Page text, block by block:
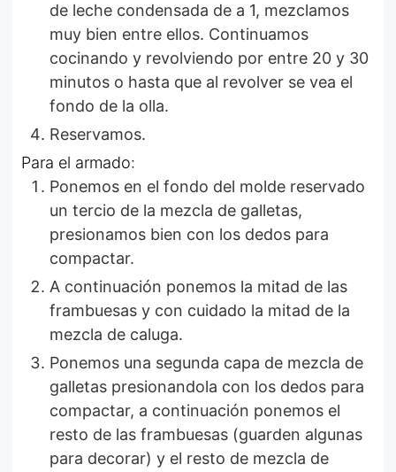
de leche condensada de a 1, mezclamos
muy bien entre ellos. Continuamos
cocinando y revolviendo por entre 20 y 30
minutos o hasta que al revolver se vea el
fondo de la olla.
Reservamos.
Para el armado:
Ponemos en el fondo del molde reservado
un tercio de la mezcla de galletas,
presionamos bien con los dedos para
compactar.
A continuación ponemos la mitad de las
frambuesas y con cuidado la mitad de la
mezcla de caluga.
Ponemos una segunda capa de mezcla de
galletas presionandola con los dedos para
compactar, a continuación ponemos el
resto de las frambuesas (guarden algunas
para decorar) y el resto de mezcla de